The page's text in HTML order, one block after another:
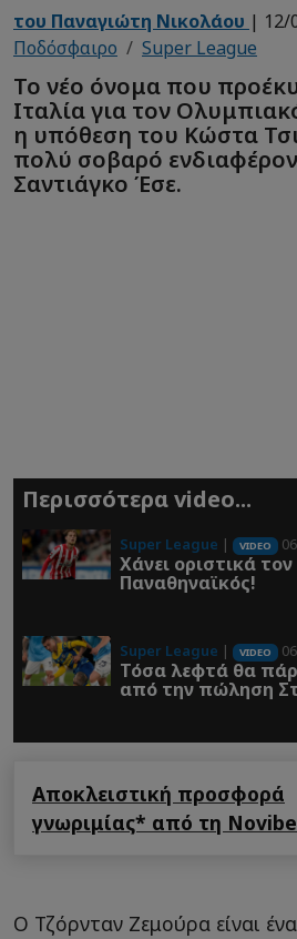
του Παναγιώτη Νικολάου | 12/
Ποδόσφαιρο
Super League
Το νέο όνομα που
Ιταλία για τον
η υπόθεση του Κώστα
πολύ σοβαρό
Σαντιάγκο Έσε.
Περισσότερα video...
Super League | VIDEO
Χάνει οριστικά τον
Παναθηναϊκός!
Super League | VIDEO
Τόσα λεφτά θα
από την πώληση
Αποκλειστική προσφορά
γνωριμίας* από τη
Ο Τζόρνταν Ζεμούρα είναι